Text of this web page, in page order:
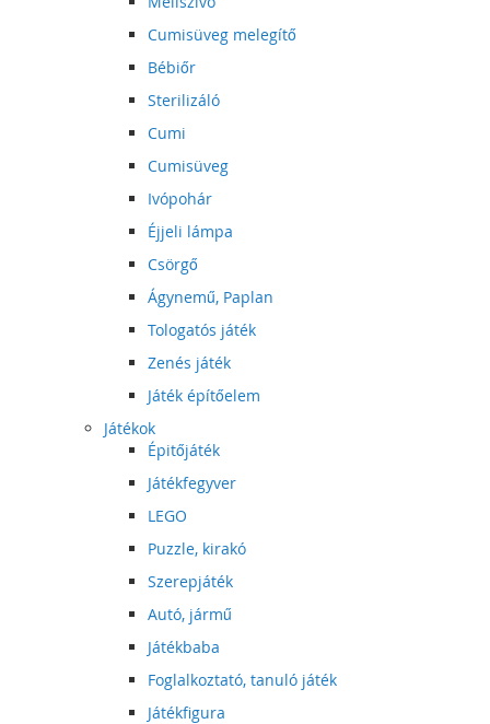
Cumisüveg melegítő
Bébiőr
Sterilizáló
Cumi
Cumisüveg
Ivópohár
Éjjeli lámpa
Csörgő
Ágynemű, Paplan
Tologatós játék
Zenés játék
Játék építőelem
Játékok
Épitőjáték
Játékfegyver
LEGO
Puzzle, kirakó
Szerepjáték
Autó, jármű
Játékbaba
Foglalkoztató, tanuló játék
Játékfigura